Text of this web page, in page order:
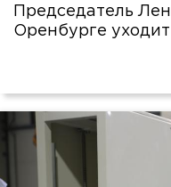
Председатель
Оренбурге